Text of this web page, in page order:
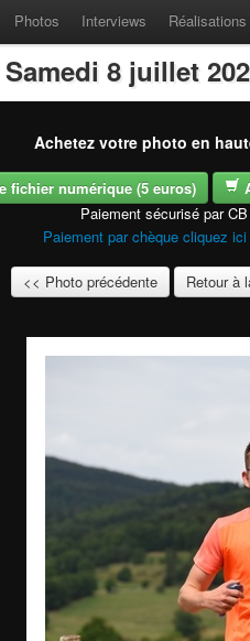
Photos Interviews Réalisations
8 juillet
Achetez votre photo en
fichier numérique (5 euros)
Paiement sécurisé par
Paiement par chèque cliquez ici
<< Photo précédente Retour à